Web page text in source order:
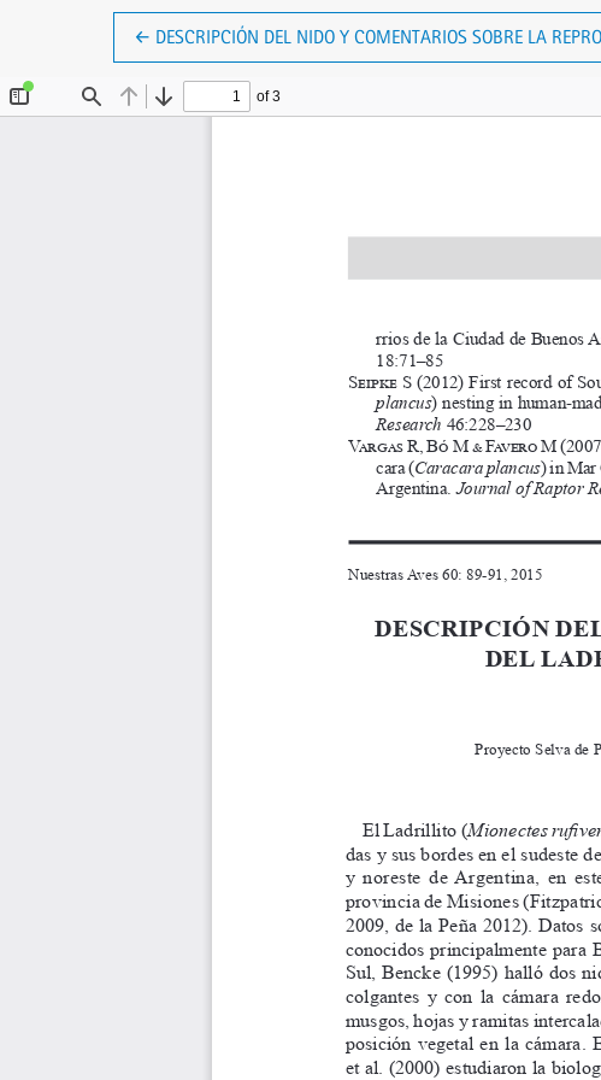
← VOLVER A LOS DETALLES DEL ARTÍCULO
DESCRIPCIÓN DEL NIDO Y COMENTARIOS SOBRE LA